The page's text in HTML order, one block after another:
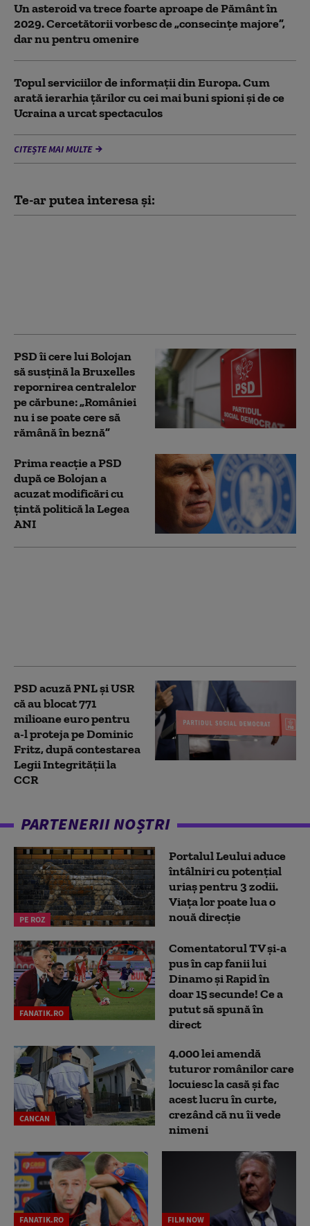
Un asteroid va trece foarte aproape de Pământ în
2029. Cercetătorii vorbesc de „consecințe majore”,
dar nu pentru omenire
Topul serviciilor de informații din Europa. Cum
arată ierarhia țărilor cu cei mai buni spioni și de ce
Ucraina a urcat spectaculos
CITEȘTE MAI MULTE
Te-ar putea interesa și:
PSD îi cere lui Bolojan
să susțină la Bruxelles
repornirea centralelor
pe cărbune: „României
nu i se poate cere să
rămână în beznă”
Prima reacție a PSD
după ce Bolojan a
acuzat modificări cu
țintă politică la Legea
ANI
PSD acuză PNL şi USR
că au blocat 771
milioane euro pentru
a-l proteja pe Dominic
Fritz, după contestarea
Legii Integrității la
CCR
PARTENERII NOȘTRI
PE ROZ
Portalul Leului aduce
întâlniri cu potențial
uriaș pentru 3 zodii.
Viața lor poate lua o
nouă direcție
FANATIK.RO
Comentatorul TV și-a
pus în cap fanii lui
Dinamo și Rapid în
doar 15 secunde! Ce a
putut să spună în
direct
CANCAN
4.000 lei amendă
tuturor românilor care
locuiesc la casă și fac
acest lucru în curte,
crezând că nu îi vede
nimeni
FANATIK.RO FILM NOW